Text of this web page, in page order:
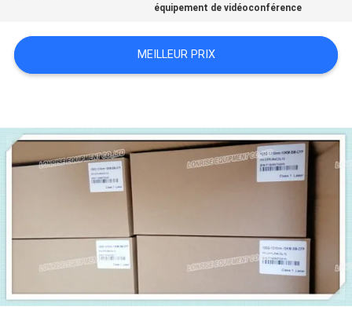
CONTACTER
LES
AFFAIRES
DU
SITE
équipement de vidéoconférence
MEILLEUR PRIX